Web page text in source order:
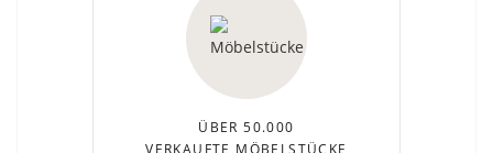
ÜBER 50.000
VERKAUFTE MÖBELSTÜCKE